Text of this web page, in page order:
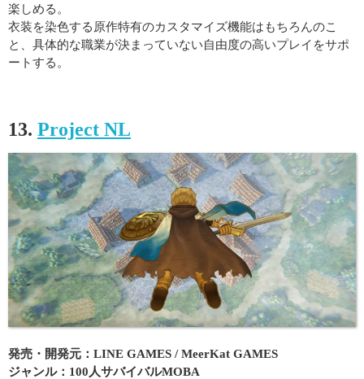
楽しめる。
衣装を染色する原作特有のカスタマイズ機能はもちろんのこ
と、具体的な職業が決まっていない自由度の高いプレイをサポ
ートする。
13. Project NL
発売・開発元：LINE GAMES / MeerKat GAMES
ジャンル：100人サバイバルMOBA